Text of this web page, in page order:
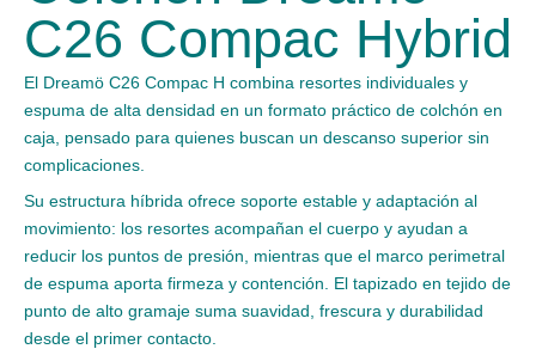
C26 Compac Hybrid
El Dreamö C26 Compac H combina resortes individuales y
espuma de alta densidad en un formato práctico de colchón en
caja, pensado para quienes buscan un descanso superior sin
complicaciones.
Su estructura híbrida ofrece soporte estable y adaptación al
movimiento: los resortes acompañan el cuerpo y ayudan a
reducir los puntos de presión, mientras que el marco perimetral
de espuma aporta firmeza y contención. El tapizado en tejido de
punto de alto gramaje suma suavidad, frescura y durabilidad
desde el primer contacto.